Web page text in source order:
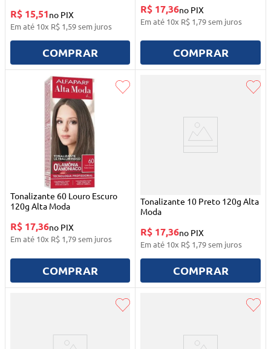
R$ 15,51no PIX
Em até 10x R$ 1,59sem juros
COMPRAR
R$ 17,36no PIX
Em até 10x R$ 1,79sem juros
COMPRAR
Tonalizante 60 Louro Escuro
120g Alta Moda
R$ 17,36no PIX
Em até 10x R$ 1,79sem juros
COMPRAR
Tonalizante 10 Preto 120g Alta
Moda
R$ 17,36no PIX
Em até 10x R$ 1,79sem juros
COMPRAR